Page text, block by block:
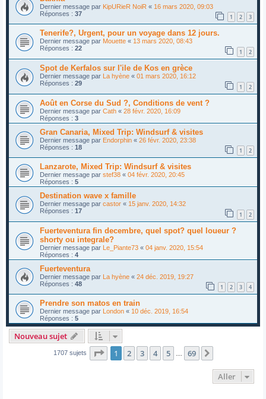
Dernier message par KipURieR NoiR « 16 mars 2020, 09:03
Réponses : 37 1 2 3
Tenerife?, Urgent, pour un voyage dans 12 jours.
Dernier message par Mouette « 13 mars 2020, 08:43
Réponses : 22 1 2
Spot de Kerfalos sur l'ile de Kos en grèce
Dernier message par La hyène « 01 mars 2020, 16:12
Réponses : 29 1 2
Août en Corse du Sud ?, Conditions de vent ?
Dernier message par Cath « 28 févr. 2020, 16:09
Réponses : 3
Gran Canaria, Mixed Trip: Windsurf & visites
Dernier message par Endorphin « 26 févr. 2020, 23:38
Réponses : 18 1 2
Lanzarote, Mixed Trip: Windsurf & visites
Dernier message par stef38 « 04 févr. 2020, 20:45
Réponses : 5
Destination wave x famille
Dernier message par castor « 15 janv. 2020, 14:32
Réponses : 17 1 2
Fuerteventura fin decembre, quel spot? quel loueur ?
shorty ou integrale?
Dernier message par Le_Piante73 « 04 janv. 2020, 15:54
Réponses : 4
Fuerteventura
Dernier message par La hyène « 24 déc. 2019, 19:27
Réponses : 48 1 2 3 4
Prendre son matos en train
Dernier message par London « 10 déc. 2019, 16:54
Réponses : 5
Nouveau sujet
1707 sujets Page 1sur69
1 2 3 4 5 … 69
Aller